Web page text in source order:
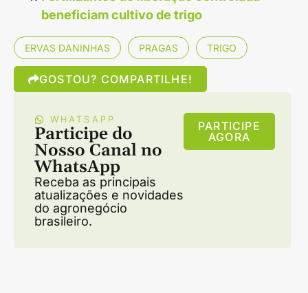
beneficiam cultivo de trigo
ERVAS DANINHAS PRAGAS TRIGO
GOSTOU? COMPARTILHE!
WHATSAPP
Participe do
Nosso Canal no
WhatsApp
Receba as principais
atualizações e novidades
do agronegócio
brasileiro.
PARTICIPE
AGORA